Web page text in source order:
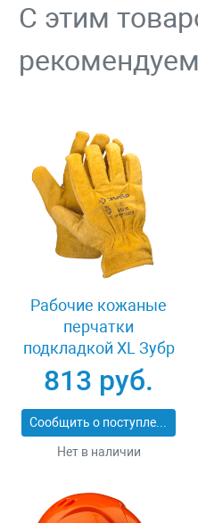
С этим
рекомендуем
Рабочие кожаные
перчатки
подкладкой XL Зубр
МАСТЕР 1135-XL
813 руб.
Сообщить о поступлении
Нет в наличии